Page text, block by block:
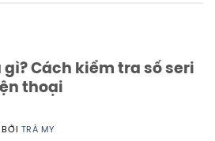
Cách kiểm tra số seri
thoại
BỞI TRÀ MY